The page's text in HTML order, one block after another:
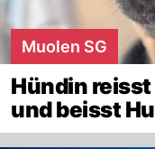
Muolen SG
Hündin reisst
und beisst